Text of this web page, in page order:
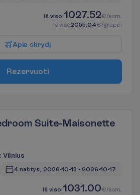
Iš viso:1027.52€/asm.
Iš viso2055.04€/grupei
Apie skrydį
Rezervuoti
Suite-Maisonette
: Vilnius
4 naktys, 2026-10-13 - 2026-10-17
Iš viso:1031.00€/asm.